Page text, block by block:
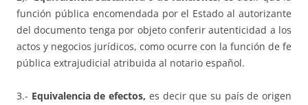
función pública encomendada por el Estado al autorizante
del documento tenga por objeto conferir autenticidad a los
actos y negocios jurídicos, como ocurre con la función de fe
pública extrajudicial atribuida al notario español.
3.- Equivalencia de efectos, es decir que su país de origen